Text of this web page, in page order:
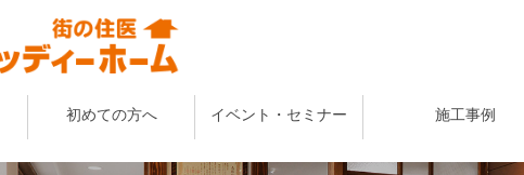
初めての方へ イベント・セミナー 施工事例